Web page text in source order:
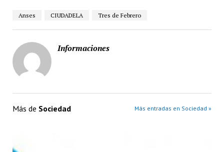
Anses CIUDADELA Tres de Febrero
Informaciones
Más de Sociedad Más entradas en Sociedad »